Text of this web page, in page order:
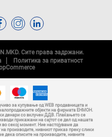
Сите права задржани.
Политика за приватност
за купување од WEB продавницата и
објекти на фирмата ЕНМОН.
денари со вклучен ДДВ. Плаќањето се
прикажани на сајтот се дел од нашата
секој момент. Ние настојуваме да
производите, нивниот приказ преку слики
дека описите на производите, нивните